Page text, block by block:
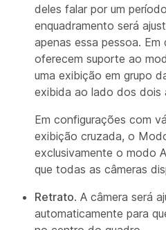
deles falar por um
enquadramento será
apenas essa pessoa. Em
oferecem suporte ao
uma exibição em grupo
exibida ao lado dos dois
Em configurações com
exibição cruzada, o
exclusivamente o modo
que todas as câmeras
Retrato. A câmera será
automaticamente para